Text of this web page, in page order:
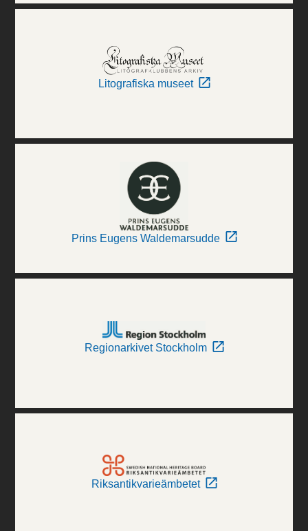
Litografiska museet
Prins Eugens Waldemarsudde
Regionarkivet Stockholm
Riksantikvarieämbetet